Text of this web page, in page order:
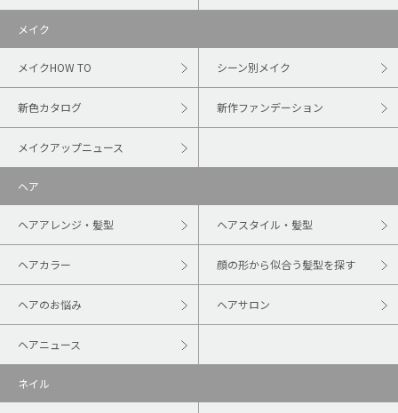
メイク
メイクHOW TO シーン別メイク
新色カタログ 新作ファンデーション
メイクアップニュース
ヘア
ヘアアレンジ・髪型 ヘアスタイル・髪型
ヘアカラー 顔の形から似合う髪型を探す
ヘアのお悩み ヘアサロン
ヘアニュース
ネイル